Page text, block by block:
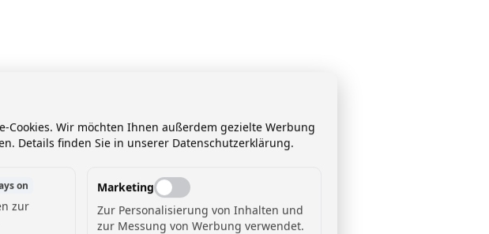
Cookies. Wir möchten Ihnen außerdem gezielte Werbung
Details finden Sie in unserer Datenschutzerklärung.
on
zur
Marketing
Zur Personalisierung von Inhalten und
zur Messung von Werbung verwendet.